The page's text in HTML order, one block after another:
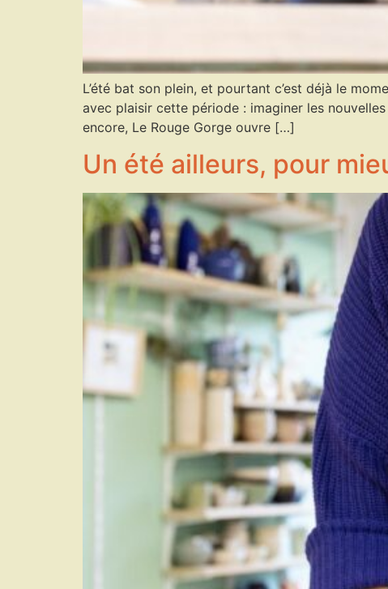
L’été bat son plein, et pourtant c’est déjà le
avec plaisir cette période : imaginer les
encore, Le Rouge Gorge ouvre […]
Un été ailleurs, pour